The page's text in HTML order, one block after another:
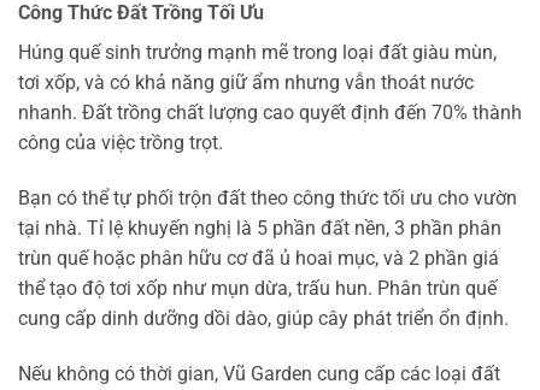
Công Thức Đất Trồng Tối Ưu
Húng quế sinh trưởng mạnh mẽ trong loại đất giàu mùn,
tơi xốp, và có khả năng giữ ẩm nhưng vẫn thoát nước
nhanh. Đất trồng chất lượng cao quyết định đến 70% thành
công của việc trồng trọt.
Bạn có thể tự phối trộn đất theo công thức tối ưu cho vườn
tại nhà. Tỉ lệ khuyến nghị là 5 phần đất nền, 3 phần phân
trùn quế hoặc phân hữu cơ đã ủ hoai mục, và 2 phần giá
thể tạo độ tơi xốp như mụn dừa, trấu hun. Phân trùn quế
cung cấp dinh dưỡng dồi dào, giúp cây phát triển ổn định.
Nếu không có thời gian, Vũ Garden cung cấp các loại đất